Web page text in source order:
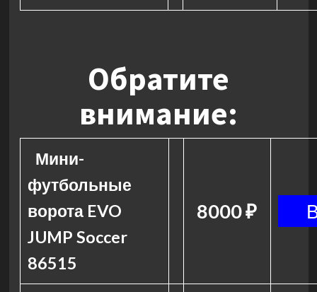
Обратите
внимание:
Мини-
футбольные
ворота EVO
JUMP Soccer
86515
8000 ₽